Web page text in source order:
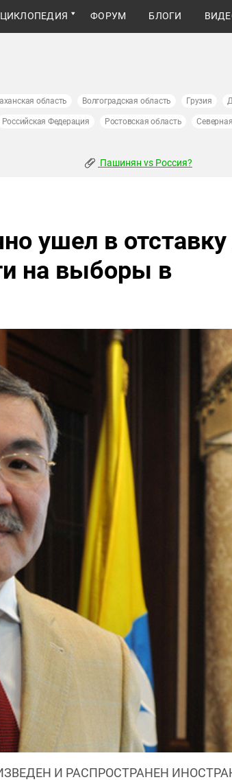
ФОРУМ БЛОГИ
область Волгоградская область Грузия
Российская Федерация Ростовская область
Пашинян vs Россия?
ушел в отставку
на выборы в
И РАСПРОСТРАНЕН